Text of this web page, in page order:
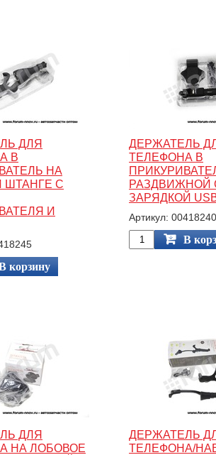
ДЛЯ
В
НА
ШТАНГЕ С
И
корзину
ДЕРЖАТЕЛЬ
ТЕЛЕФОНА В
РАЗДВИЖНОЙ
ЗАРЯДКОЙ
Артикул: 00418240
В
ДЛЯ
НА ЛОБОВОЕ
ДЕРЖАТЕЛЬ
ТЕЛЕФОНА/